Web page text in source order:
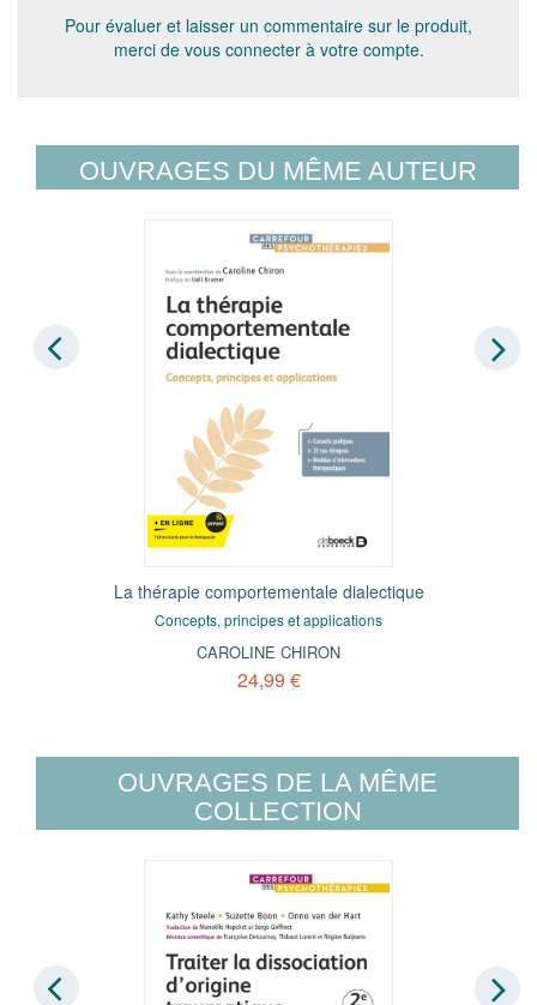
Pour évaluer et laisser un commentaire sur le produit,
merci de vous connecter à votre compte.
OUVRAGES DU MÊME AUTEUR
La thérapie comportementale dialectique
Concepts, principes et applications
CAROLINE CHIRON
24,99 €
OUVRAGES DE LA MÊME
COLLECTION